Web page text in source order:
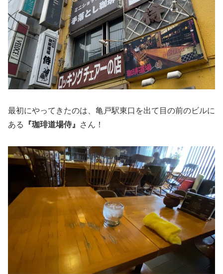
最初にやってきたのは、亀戸駅東口を出て目の前のビルに
ある
『珈琲道場侍』 さん！